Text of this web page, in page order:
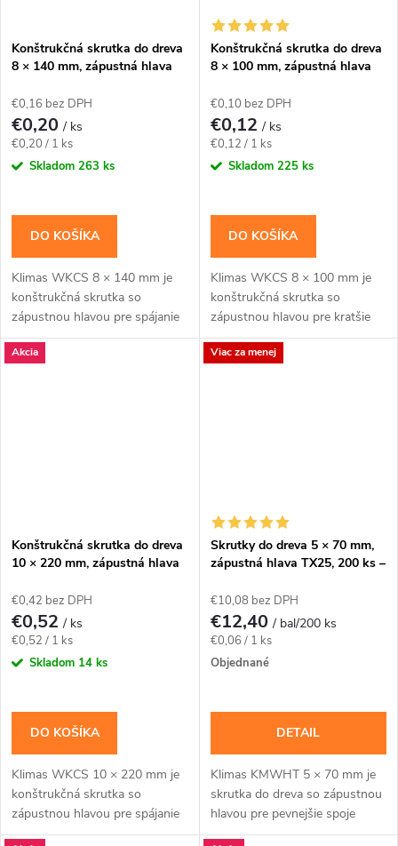
Konštrukčná skrutka do dreva
8 × 140 mm, zápustná hlava
€0,16 bez DPH
€0,20/ ks
Jednotková
cena:
€0,20 / 1 ks
Skladom 263 ks
DO KOŠÍKA
Klimas WKCS 8 × 140 mm je
konštrukčná skrutka so
zápustnou hlavou pre spájanie
hranolov, krokiev a drevených
rámov so zapustenou hlavou.
Konštrukčná skrutka do dreva
8 × 100 mm, zápustná hlava
€0,10 bez DPH
€0,12/ ks
Jednotková
cena:
€0,12 / 1 ks
Skladom 225 ks
DO KOŠÍKA
Klimas WKCS 8 × 100 mm je
konštrukčná skrutka so
zápustnou hlavou pre kratšie
konštrukčné spoje dosiek, lát a
drevených prvkov s rovným
Akcia
Konštrukčná skrutka do dreva
10 × 220 mm, zápustná hlava
€0,42 bez DPH
€0,52/ ks
Jednotková
cena:
€0,52 / 1 ks
Skladom 14 ks
DO KOŠÍKA
Klimas WKCS 10 × 220 mm je
konštrukčná skrutka so
zápustnou hlavou pre spájanie
hranolov, krokiev a drevených
Viac za menej
Skrutky do dreva 5 × 70 mm,
zápustná hlava TX25, 200 ks –
€10,08 bez DPH
€12,40/ bal/200 ks
Jednotková
cena:
€0,06 / 1 ks
Objednané
DETAIL
Klimas KMWHT 5 × 70 mm je
skrutka do dreva so zápustnou
hlavou pre pevnejšie spoje
dosiek, lát a drevených